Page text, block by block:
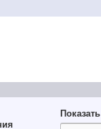
Показать